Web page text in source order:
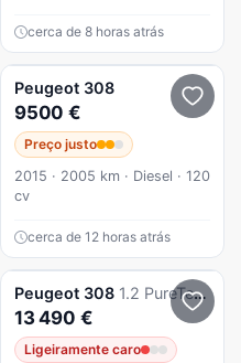
cerca de 8 horas atrás
Peugeot 308
9500 €
Preço justo
2015 · 2005 km · Diesel · 120
cv
cerca de 12 horas atrás
Peugeot 308 1.2 PureTech GT Pack EAT8
13 490 €
Ligeiramente caro